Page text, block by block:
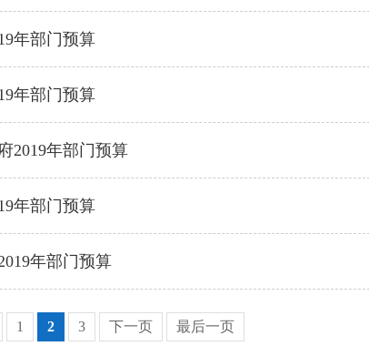
年部门预算
年部门预算
2019年部门预算
年部门预算
年部门预算
1 2 3 下一页 最后一页